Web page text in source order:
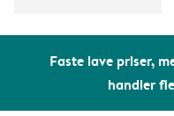
Faste lave priser,
handler